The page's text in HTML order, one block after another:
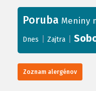
+
−
Poruba Meniny
Dnes Zajtra
Zoznam alergénov